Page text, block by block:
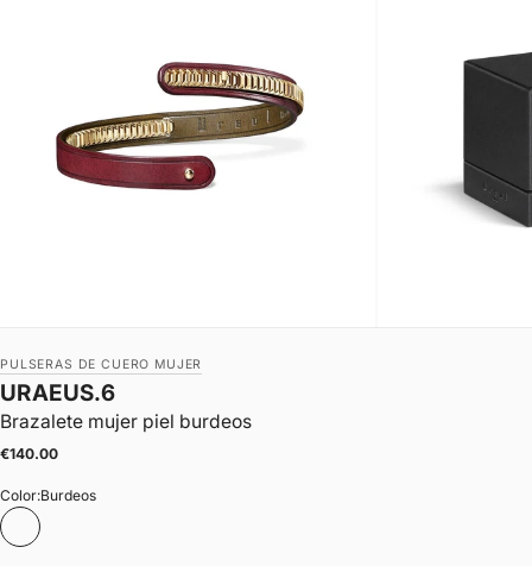
PULSERAS DE CUERO MUJER
Brazalete mujer piel burdeos
URAEUS.6
Precio de oferta
€140.00
Color:Burdeos
Burdeos